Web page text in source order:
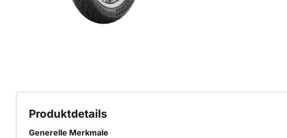
Produktdetails
Generelle Merkmale